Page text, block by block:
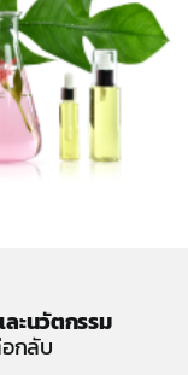
ะนวัตกรรม
กลับ